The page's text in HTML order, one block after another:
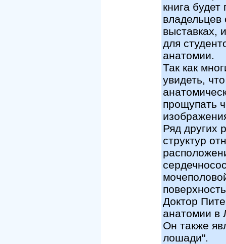
книга
владельцев
выставках,
для
анатомии.
Так как
увидеть,
прощупать
Ряд других
структур
Доктор
анатомии в
Он также
лошади".